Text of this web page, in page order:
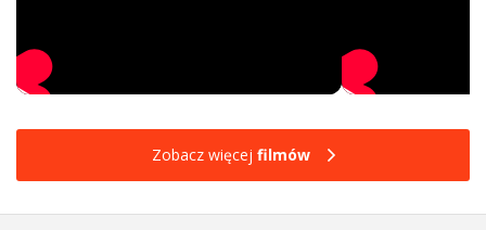
Zobacz więcej filmów